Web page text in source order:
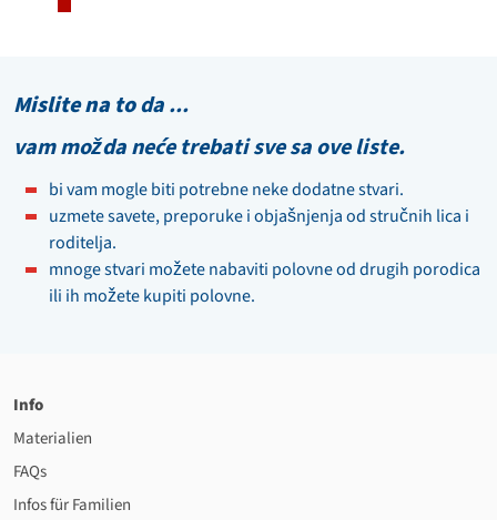
Mislite na toda ...
vam možda neće trebati sve sa ove liste.
bi vam mogle biti potrebne neke dodatne stvari.
uzmete savete, preporuke i objašnjenja od stručnih lica i
roditelja.
mnoge stvari možete nabaviti polovne od drugih porodica
ili ih možete kupiti polovne.
Info
Materialien
FAQs
Infos für Familien